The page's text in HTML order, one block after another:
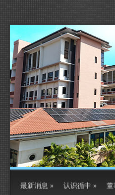
最新消息 » 认识循中 » 董